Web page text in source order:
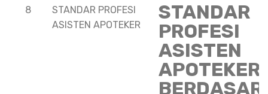
8
STANDAR PROFESI
ASISTEN APOTEKER
STANDAR
PROFESI
ASISTEN
APOTEKER